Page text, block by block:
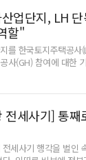
최종 사업 대상자로
게 됐다.CJ라이브시
하반기 완공예정이었
특혜 의혹 등이 불거
K-컬처밸리 사업시행
로 완공시기를 늦췄
라이브시티 대표
지역경제 발전을 견
)CJ라이브시티와 한
놓고 협상을 진행했
다.현재 기준 10%대
업단지, LH
할"
를 한국토지주택공사
사(GH) 참여에 대한
시공사, 시행자 참여
정부세종청사 대회
수들과 지자체 관계자
용인 반도체 국가산
표했다. 용인 국가산
지방도시공사가 공동
전세사기] 통째
세사기 행각을 벌인